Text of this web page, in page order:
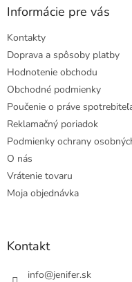
Informácie pre vás
Kontakty
Doprava a spôsoby platby
Hodnotenie obchodu
Obchodné podmienky
Poučenie o práve
Reklamačný poriadok
Podmienky ochrany
O nás
Vrátenie tovaru
Moja objednávka
Kontakt
info@jenifer.sk